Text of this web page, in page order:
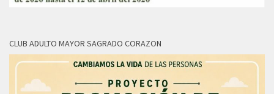
CLUB ADULTO MAYOR SAGRADO CORAZON